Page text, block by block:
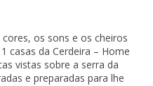
os sons e os cheiros
casas da Cerdeira – Home
vistas sobre a serra da
e preparadas para lhe